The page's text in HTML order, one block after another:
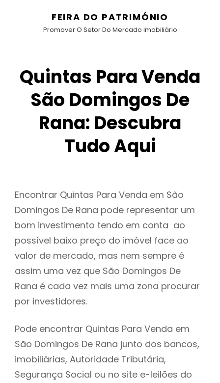
FEIRA DO PATRIMÓNIO
Promover O Setor Do Mercado Imobiliário
Quintas Para Venda
São Domingos De
Rana: Descubra
Tudo Aqui
Encontrar Quintas Para Venda em São
Domingos De Rana pode representar um
bom investimento tendo em conta ao
possível baixo preço do imóvel face ao
valor de mercado, mas nem sempre é
assim uma vez que São Domingos De
Rana é cada vez mais uma zona procurar
por investidores.
Pode encontrar Quintas Para Venda em
São Domingos De Rana junto dos bancos,
imobiliárias, Autoridade Tributária,
Segurança Social ou no site e-leilões do